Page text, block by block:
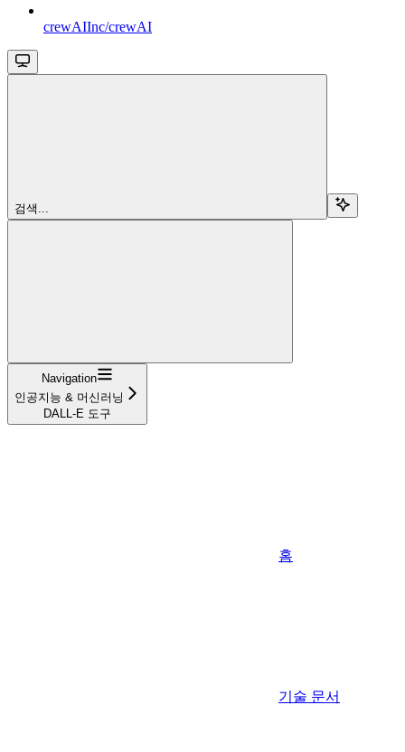
crewAIInc/crewAI
검색...
Navigation
인공지능 & 머신러닝
DALL-E 도구
홈
기술 문서